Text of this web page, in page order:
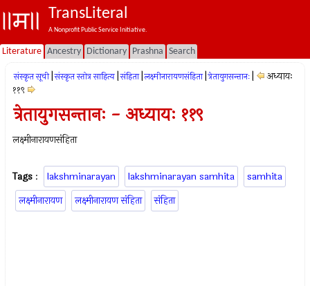
TransLiteral
A Nonprofit Public Service Initiative.
Literature Ancestry Dictionary Prashna Search
संस्कृत सूची संस्कृत स्तोत्र साहित्य संहिता लक्ष्मीनारायणसंहिता त्रेतायुगसन्तानः
अध्यायः
११९
त्रेतायुगसन्तानः - अध्यायः ११९
लक्ष्मीनारायणसंहिता
Tags : lakshminarayan lakshminarayan samhita
samhita
लक्ष्मीनारायण
लक्ष्मीनारायण संहिता संहिता